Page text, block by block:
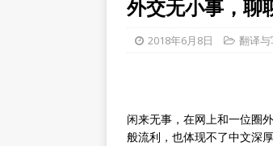
外交无小事，聊
2018年6月8日 翻译
闲来无事，在网上和一位圈
般流利，也体现不了中文深